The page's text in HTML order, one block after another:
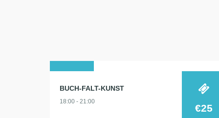
2026
BUCH-FALT-KUNST
18:00 - 21:00
€25